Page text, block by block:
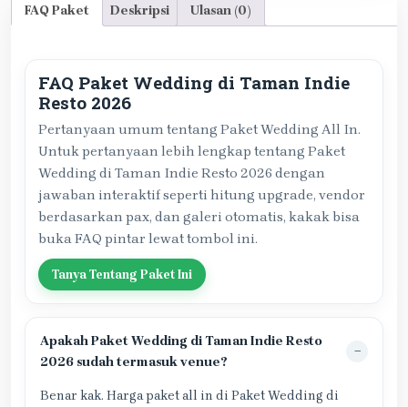
FAQ Paket Deskripsi Ulasan (0)
FAQ Paket Wedding di Taman Indie
Resto 2026
Pertanyaan umum tentang Paket Wedding All In.
Untuk pertanyaan lebih lengkap tentang Paket
Wedding di Taman Indie Resto 2026 dengan
jawaban interaktif seperti hitung upgrade, vendor
berdasarkan pax, dan galeri otomatis, kakak bisa
buka FAQ pintar lewat tombol ini.
Tanya Tentang Paket Ini
Apakah Paket Wedding di Taman Indie Resto
2026 sudah termasuk venue?
Benar kak. Harga paket all in di Paket Wedding di